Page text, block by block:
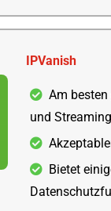
IPVanish
Am
und Streaming
Bietet